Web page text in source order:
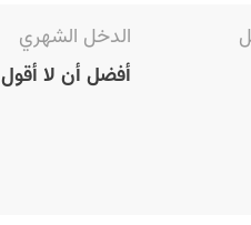
الدخل الشهري
أفضل أن لا أقول